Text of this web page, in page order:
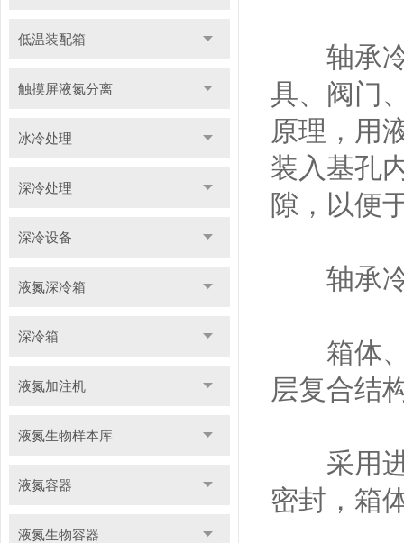
低温装配箱
触摸屏液氮分离
冰冷处理
深冷处理
深冷设备
液氮深冷箱
深冷箱
液氮加注机
液氮生物样本库
液氮容器
液氮生物容器
轴承冷
具、阀门
原理，用
装入基孔
隙，以便
轴承冷
箱体、
层复合结
采用进
密封，箱